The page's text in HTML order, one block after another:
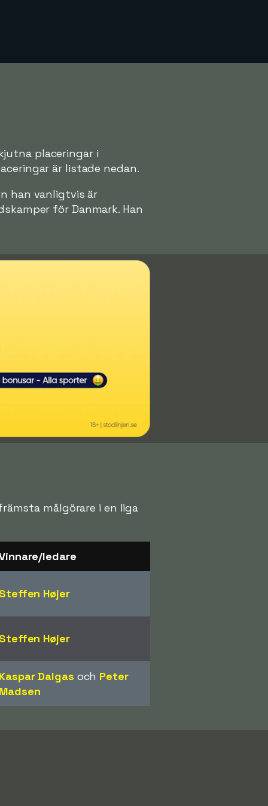
placeringar i
är listade nedan.
han vanligtvis är
för Danmark. Han
målgörare i en liga
ledare
Steffen Højer
Steffen Højer
Kaspar Dalgas och Peter
Madsen